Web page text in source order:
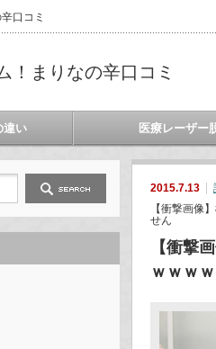
口コミ
！まりなの辛口コミ
違い 医療レーザー
2015.7.13
【衝撃画像
せん
【衝撃
ｗｗｗｗ